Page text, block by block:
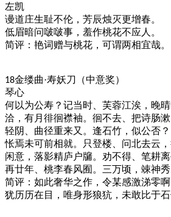
左凯
谩道庄生耻不伦，芳辰烛灭更增春。
低眉暗问啵啵事，羞作桃花不应人。
简评：艳词赠与桃花，可谓两相宜哉。
18金缕曲·寿妖刀（中意奖）
琴心
何以为公寿？记当时、芙蓉江涘，晚
洽，有月徘徊襟袖。徊不去、把诗肠
轻阴、曲径重来又。逢石竹，似公否？
怅焉未可前相就。只登楼、问北去云
闲意，落影精庐户牖。劝不得、笔耕
再廿年、桃李春风囿。三万顷，竦神秀
简评：如此奢华之作，令某感激涕零
犹历历在目，唯身形狼犺，未敢比于石